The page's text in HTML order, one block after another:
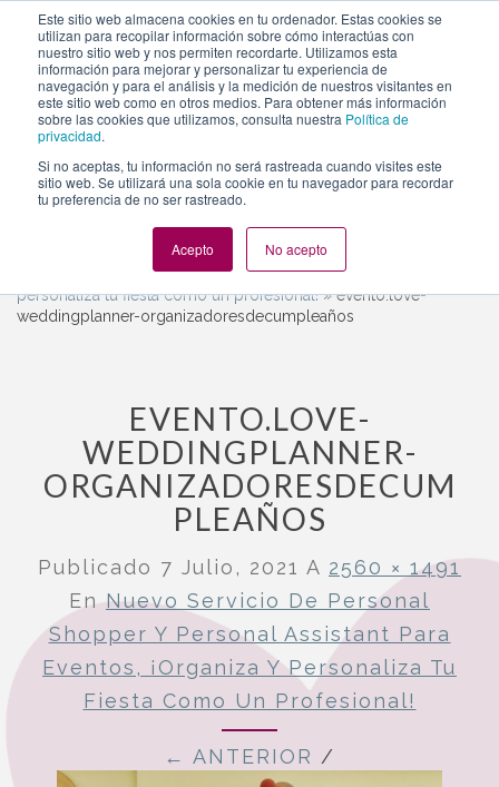
Este sitio web almacena cookies en tu ordenador. Estas cookies se
utilizan para recopilar información sobre cómo interactúas con
nuestro sitio web y nos permiten recordarte. Utilizamos esta
información para mejorar y personalizar tu experiencia de
navegación y para el análisis y la medición de nuestros visitantes en
este sitio web como en otros medios. Para obtener más información
sobre las cookies que utilizamos, consulta nuestra Política de
privacidad.
Si no aceptas, tu información no será rastreada cuando visites este
sitio web. Se utilizará una sola cookie en tu navegador para recordar
tu preferencia de no ser rastreado.
Acepto No acepto
https://www.evento.love/blog/nuevo-servicio-de-personal-
shopper-para-que-personalices-tu-fiesta/evento-love-
weddingplanner-organizadoresdecumplean%CC%83os/
Decoración»
Nuevo servicio de personal
shopper y personal assistant para eventos, ¡organiza y
personaliza tu fiesta como un profesional!»evento.love-
weddingplanner-organizadoresdecumpleaños
EVENTO.LOVE-
WEDDINGPLANNER-
ORGANIZADORESDECUM
PLEAÑOS
Publicado 7 Julio, 2021 A 2560 × 1491
EnNuevo Servicio De Personal
Shopper Y Personal Assistant Para
Eventos, ¡organiza Y Personaliza Tu
Fiesta Como Un Profesional!
← ANTERIOR /